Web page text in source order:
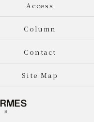
Access
Column
Contact
Site Map